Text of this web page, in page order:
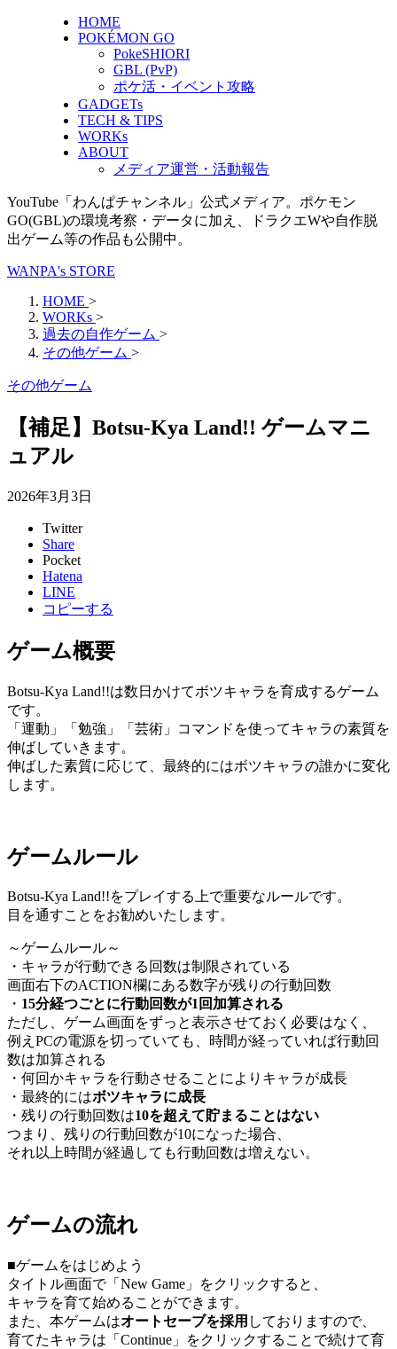
HOME
POKÉMON GO
PokeSHIORI
GBL (PvP)
ポケ活・イベント攻略
GADGETs
TECH & TIPS
WORKs
ABOUT
メディア運営・活動報告
YouTube「わんぱチャンネル」公式メディア。ポケモン
GO(GBL)の環境考察・データに加え、ドラクエWや自作脱
出ゲーム等の作品も公開中。
WANPA's STORE
HOME >
WORKs >
過去の自作ゲーム >
その他ゲーム >
その他ゲーム
【補足】Botsu-Kya Land!! ゲームマニ
ュアル
2026年3月3日
Twitter
Share
Pocket
Hatena
LINE
コピーする
ゲーム概要
Botsu-Kya Land!!は数日かけてボツキャラを育成するゲーム
です。
「運動」「勉強」「芸術」コマンドを使ってキャラの素質を
伸ばしていきます。
伸ばした素質に応じて、最終的にはボツキャラの誰かに変化
します。
ゲームルール
Botsu-Kya Land!!をプレイする上で重要なルールです。
目を通すことをお勧めいたします。
～ゲームルール～
・キャラが行動できる回数は制限されている
画面右下のACTION欄にある数字が残りの行動回数
・ 15分経つごとに行動回数が1回加算される
ただし、ゲーム画面をずっと表示させておく必要はなく、
例えPCの電源を切っていても、時間が経っていれば行動回
数は加算される
・何回かキャラを行動させることによりキャラが成長
・最終的にはボツキャラに成長
・残りの行動回数は10を超えて貯まることはない
つまり、残りの行動回数が10になった場合、
それ以上時間が経過しても行動回数は増えない。
ゲームの流れ
■ゲームをはじめよう
タイトル画面で「New Game」をクリックすると、
キャラを育て始めることができます。
また、本ゲームはオートセーブを採用 しておりますので、
育てたキャラは「Continue」をクリックすることで続けて育